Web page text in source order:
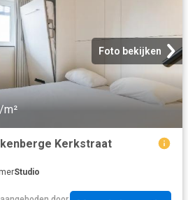
Foto bekijken
m²
Kerkstraat
Studio